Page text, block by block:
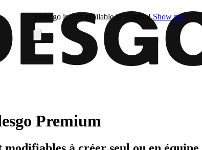
Slidesgo is also available in English! Show me
Premium